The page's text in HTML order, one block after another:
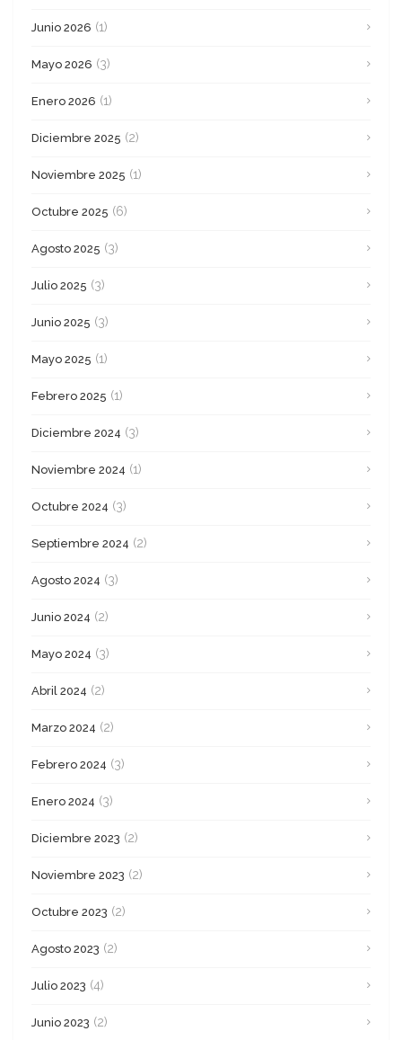
Junio 2026 (1)
Mayo 2026 (3)
Enero 2026 (1)
Diciembre 2025 (2)
Noviembre 2025 (1)
Octubre 2025 (6)
Agosto 2025 (3)
Julio 2025 (3)
Junio 2025 (3)
Mayo 2025 (1)
Febrero 2025 (1)
Diciembre 2024 (3)
Noviembre 2024 (1)
Octubre 2024 (3)
Septiembre 2024 (2)
Agosto 2024 (3)
Junio 2024 (2)
Mayo 2024 (3)
Abril 2024 (2)
Marzo 2024 (2)
Febrero 2024 (3)
Enero 2024 (3)
Diciembre 2023 (2)
Noviembre 2023 (2)
Octubre 2023 (2)
Agosto 2023 (2)
Julio 2023 (4)
Junio 2023 (2)